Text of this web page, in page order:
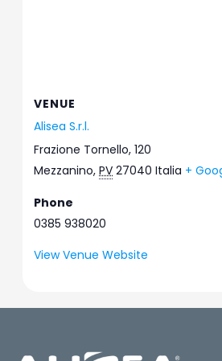
VENUE
Alisea S.r.l.
Frazione Tornello, 120
Mezzanino, PV 27040 Italia +
Phone
0385 938020
View Venue Website